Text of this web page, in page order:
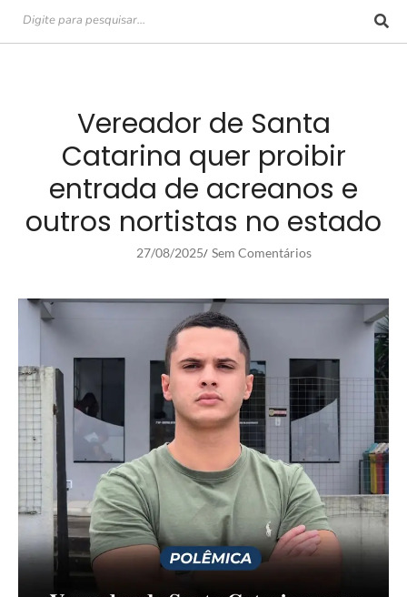
Vereador de Santa
Catarina quer proibir
entrada de acreanos e
outros nortistas no estado
27/08/2025/ Sem Comentários